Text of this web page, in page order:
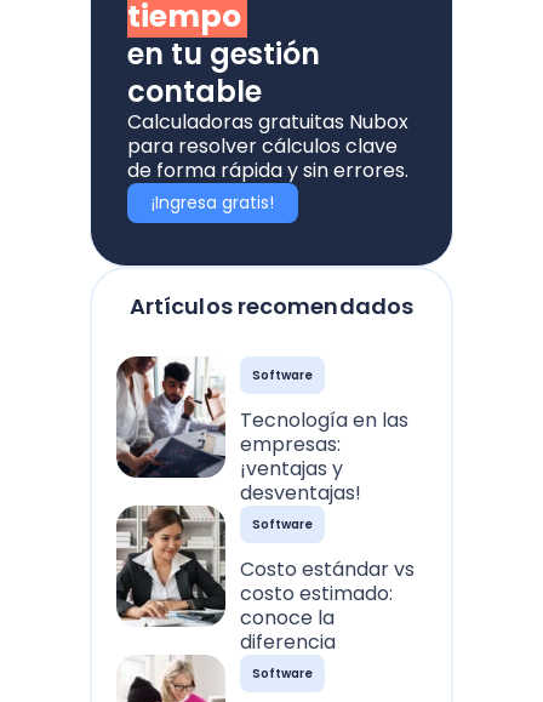
Artículos recomendados
Software
Tecnología en las
empresas:
¡ventajas y
desventajas!
Software
Costo estándar vs
costo estimado:
conoce la
diferencia
Software
tiempo
en tu gestión
contable
Calculadoras gratuitas Nubox
para resolver cálculos clave
de forma rápida y sin errores.
¡Ingresa gratis!